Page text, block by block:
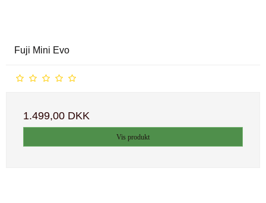
Fuji Mini Evo
1.499,00 DKK
Vis produkt